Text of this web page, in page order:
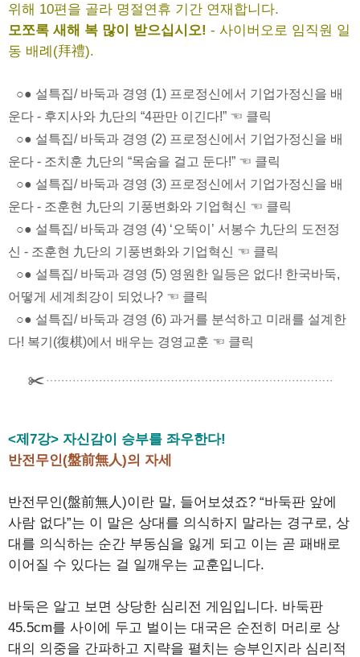
위해 10편을 골라 명절연휴 기간 연재합니다.
모쪼록 새해 복 많이 받으십시오! - 사이버오로 임직원 일
동 배례(拜禮).
○● 설특집/ 바둑과 경영 (1) 프로정신에서 기업가정신을 배
운다 - 후지사와 九단의 “4판만 이긴다!” ☜ 클릭
○● 설특집/ 바둑과 경영 (2) 프로정신에서 기업가정신을 배
운다 - 조치훈 九단의 “목숨을 걸고 둔다!” ☜ 클릭
○● 설특집/ 바둑과 경영 (3) 프로정신에서 기업가정신을 배
운다 - 조훈현 九단의 기풍변화와 기업혁신 ☜ 클릭
○● 설특집/ 바둑과 경영 (4) ‘오뚝이’ 서봉수 九단의 도전정
신 - 조훈현 九단의 기풍변화와 기업혁신 ☜ 클릭
○● 설특집/ 바둑과 경영 (5) 영원한 일등은 없다! 한국바둑,
어떻게 세계최강이 되었나? ☜ 클릭
○● 설특집/ 바둑과 경영 (6) 과거를 분석하고 미래를 설계한
다! 복기(復棋)에서 배우는 경영교훈 ☜ 클릭
<제7강> 자신감이 승부를 좌우한다!
반전무인(盤前無人)의 자세
반전무인(盤前無人)이란 말, 들어보셨죠? “바둑판 앞에
사람 없다”는 이 말은 상대를 의식하지 말라는 경구로, 상
대를 의식하는 순간 부동심을 잃게 되고 이는 곧 패배로
이어질 수 있다는 걸 일깨우는 교훈입니다.
바둑은 알고 보면 상당한 심리전 게임입니다. 바둑판
45.5cm를 사이에 두고 벌이는 대국은 순전히 머리로 상
대의 의중을 간파하고 지략을 펼치는 승부인지라 심리적